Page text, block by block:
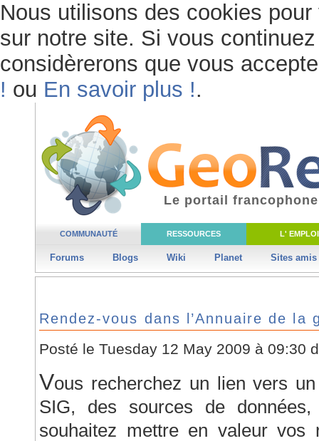
Nous utilisons des cookies
sur notre site. Si vous
considèrerons que vous
! ou En savoir plus !.
COMMUNAUTÉ RESSOURCES L' EMPLOI
Forums Blogs Wiki Planet Sites amis
Le portail
Rendez-vous dans l’Annuaire de la
Posté le Tuesday 12 May 2009 à 09:30
Vous recherchez un lien vers
SIG, des sources de données,
souhaitez mettre en valeur vos